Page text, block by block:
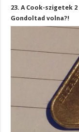
23. A Cook-szigetek
Gondoltad volna?!